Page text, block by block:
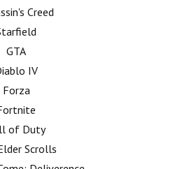
Creed
GTA
IV
Forza
of Duty
Scrolls